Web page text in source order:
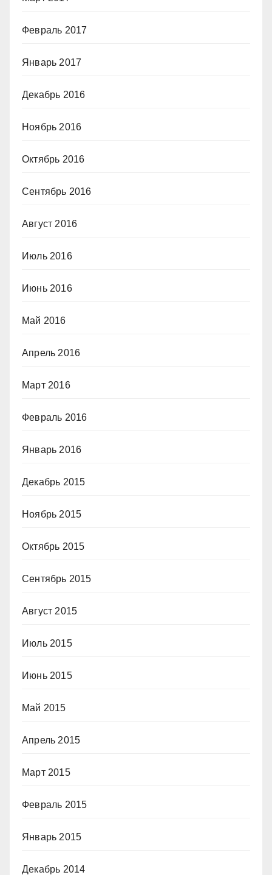
Февраль 2017
Январь 2017
Декабрь 2016
Ноябрь 2016
Октябрь 2016
Сентябрь 2016
Август 2016
Июль 2016
Июнь 2016
Май 2016
Апрель 2016
Март 2016
Февраль 2016
Январь 2016
Декабрь 2015
Ноябрь 2015
Октябрь 2015
Сентябрь 2015
Август 2015
Июль 2015
Июнь 2015
Май 2015
Апрель 2015
Март 2015
Февраль 2015
Январь 2015
Декабрь 2014